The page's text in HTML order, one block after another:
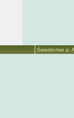
Świadectwo p.